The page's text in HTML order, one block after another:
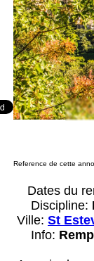
Reference de cette
Dates du
Discipline:
Ville: St
Info: